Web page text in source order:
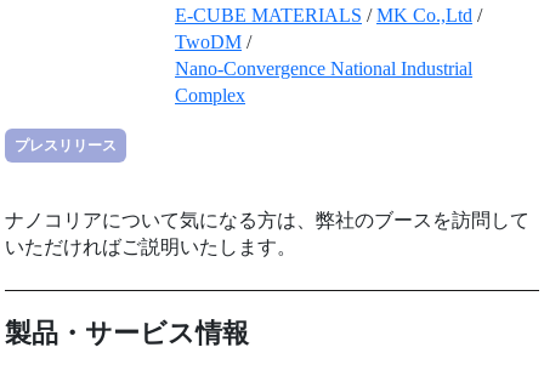
E-CUBE MATERIALS /MK Co.,Ltd /
TwoDM /
Nano-Convergence National Industrial
Complex
プレスリリース
ナノコリアについて気になる方は、弊社のブースを訪問して
いただければご説明いたします。
製品・サービス情報